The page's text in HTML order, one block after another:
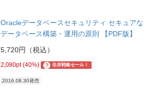
Oracleデータベースセキュリティ セキュアな
データベース構築・運用の原則 【PDF版】
5,720円（税込）
2,080pt (40%) ? 生存戦略セール！
2016.08.30発売